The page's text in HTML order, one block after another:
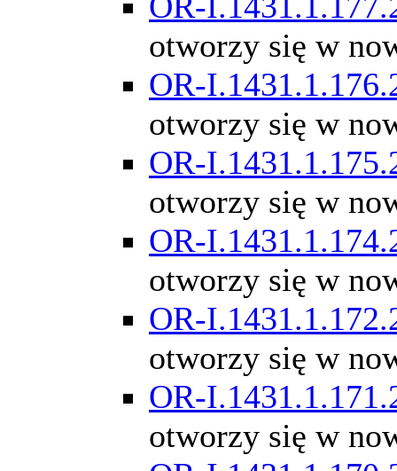
otworzy się w
OR-
otworzy się w
OR-
otworzy się w
OR-
otworzy się w
OR-
otworzy się w
OR-
otworzy się w